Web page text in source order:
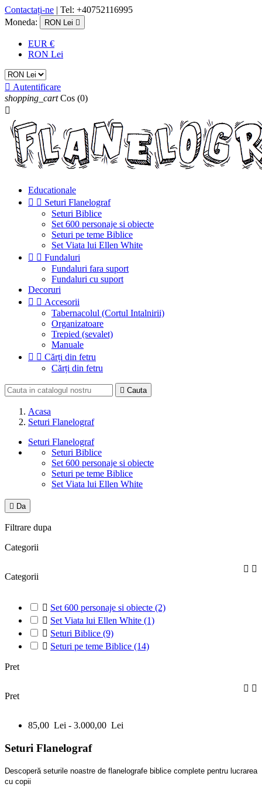
Contactați-ne | Tel: +40752116995
Moneda:
RON Lei 
EUR €
RON Lei
 Autentificare
shopping_cart Cos (0)

Educationale
  Seturi Flanelograf
Seturi Biblice
Set 600 personaje si obiecte
Seturi pe teme Biblice
Set Viata lui Ellen White
  Fundaluri
Fundaluri fara suport
Fundaluri cu suport
Decoruri
  Accesorii
Tabernacolul (Cortul Intalnirii)
Organizatoare
Trepied (sevalet)
Manuale
  Cărți din fetru
Cărți din fetru
 Cauta
Acasa
Seturi Flanelograf
Seturi Flanelograf
Seturi Biblice
Set 600 personaje si obiecte
Seturi pe teme Biblice
Set Viata lui Ellen White
 Da
Filtrare dupa
Categorii
Categorii
 
 Set 600 personaje si obiecte (2)
 Set Viata lui Ellen White (1)
 Seturi Biblice (9)
 Seturi pe teme Biblice (14)
Pret
Pret
 
85,00 Lei - 3.000,00 Lei
Seturi Flanelograf
Descoperă seturile noastre de flanelografe biblice complete pentru lucrarea
cu copii